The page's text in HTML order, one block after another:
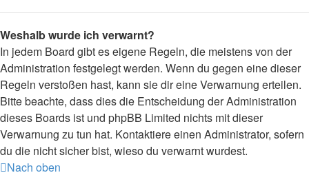
Weshalb wurde ich verwarnt?
In jedem Board gibt es eigene Regeln, die meistens von der
Administration festgelegt werden. Wenn du gegen eine dieser
Regeln verstoßen hast, kann sie dir eine Verwarnung erteilen.
Bitte beachte, dass dies die Entscheidung der Administration
dieses Boards ist und phpBB Limited nichts mit dieser
Verwarnung zu tun hat. Kontaktiere einen Administrator, sofern
du die nicht sicher bist, wieso du verwarnt wurdest.
Nach oben